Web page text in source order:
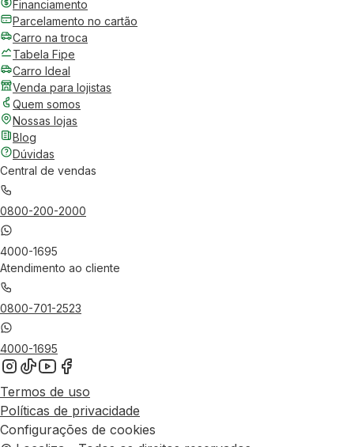
Financiamento
Parcelamento no cartão
Carro na troca
Tabela Fipe
Carro Ideal
Venda para lojistas
Quem somos
Nossas lojas
Blog
Dúvidas
Central de vendas
0800-200-2000
4000-1695
Atendimento ao cliente
0800-701-2523
4000-1695
Termos de uso
Políticas de privacidade
Configurações de cookies